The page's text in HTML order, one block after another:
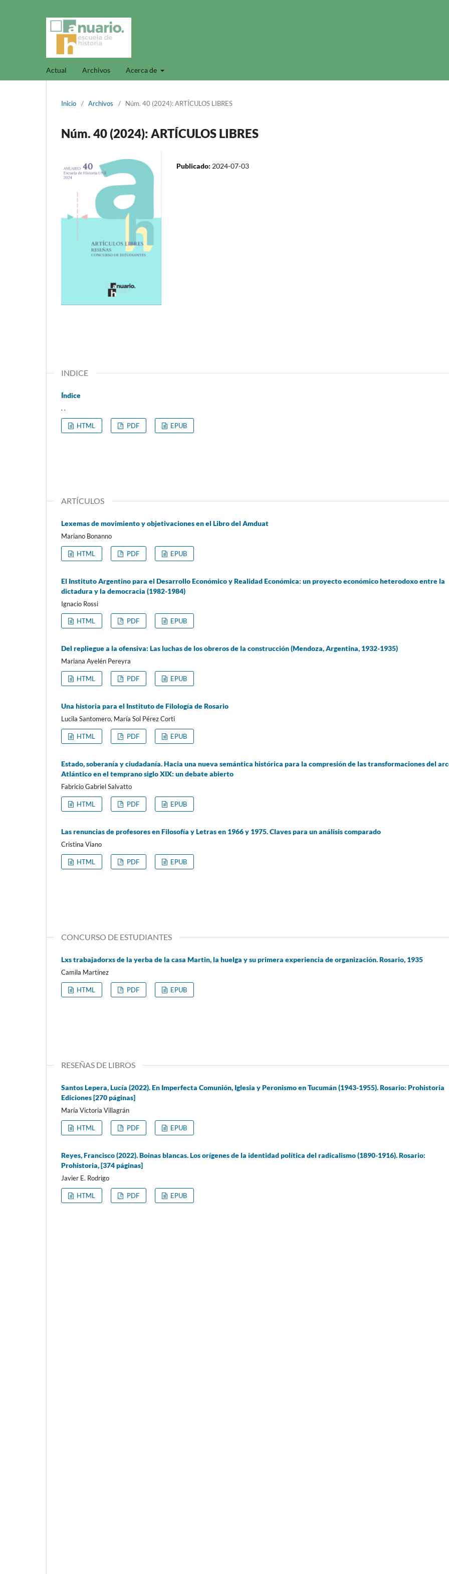
Actual Archivos Acerca de
Inicio / Archivos / Núm. 40 (2024): ARTÍCULOS LIBRES
Núm. 40 (2024): ARTÍCULOS LIBRES
Publicado: 2024-07-03
INDICE
Índice
. .
HTML PDF EPUB
ARTÍCULOS
Lexemas de movimiento y objetivaciones en el Libro del Amduat
Mariano Bonanno
HTML PDF EPUB
El Instituto Argentino para el Desarrollo Económico y Realidad Económica: un proyecto económico heterodoxo entre la
dictadura y la democracia (1982-1984)
Ignacio Rossi
HTML PDF EPUB
Del repliegue a la ofensiva: Las luchas de los obreros de la construcción (Mendoza, Argentina, 1932-1935)
Mariana Ayelén Pereyra
HTML PDF EPUB
Una historia para el Instituto de Filología de Rosario
Lucila Santomero, María Sol Pérez Corti
HTML PDF EPUB
Estado, soberanía y ciudadanía. Hacia una nueva semántica histórica para la compresión de las transformaciones del
Atlántico en el temprano siglo XIX: un debate abierto
Fabricio Gabriel Salvatto
HTML PDF EPUB
Las renuncias de profesores en Filosofía y Letras en 1966 y 1975. Claves para un análisis comparado
Cristina Viano
HTML PDF EPUB
CONCURSO DE ESTUDIANTES
Lxs trabajadorxs de la yerba de la casa Martin, la huelga y su primera experiencia de organización. Rosario, 1935
Camila Martínez
HTML PDF EPUB
RESEÑAS DE LIBROS
Santos Lepera, Lucía (2022). En Imperfecta Comunión, Iglesia y Peronismo en Tucumán (1943-1955). Rosario: Prohistoria
Ediciones [270 páginas]
María Victoria Villagrán
HTML PDF EPUB
Reyes, Francisco (2022). Boinas blancas. Los orígenes de la identidad política del radicalismo (1890-1916). Rosario:
Prohistoria, [374 páginas]
Javier E. Rodrigo
HTML PDF EPUB